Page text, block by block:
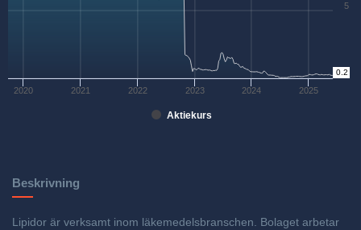
Aktiekurs
2020 2021 2022 2023 2024 2025
0
5
0.2
Beskrivning
Lipidor är verksamt inom läkemedelsbranschen. Bolaget arbetar